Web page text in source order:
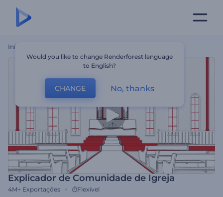
Início
Explicador de Comunidade de Igreja
4M+ Exportações Flexível
Would you like to change Renderforest language
to English?
CHANGE No, thanks